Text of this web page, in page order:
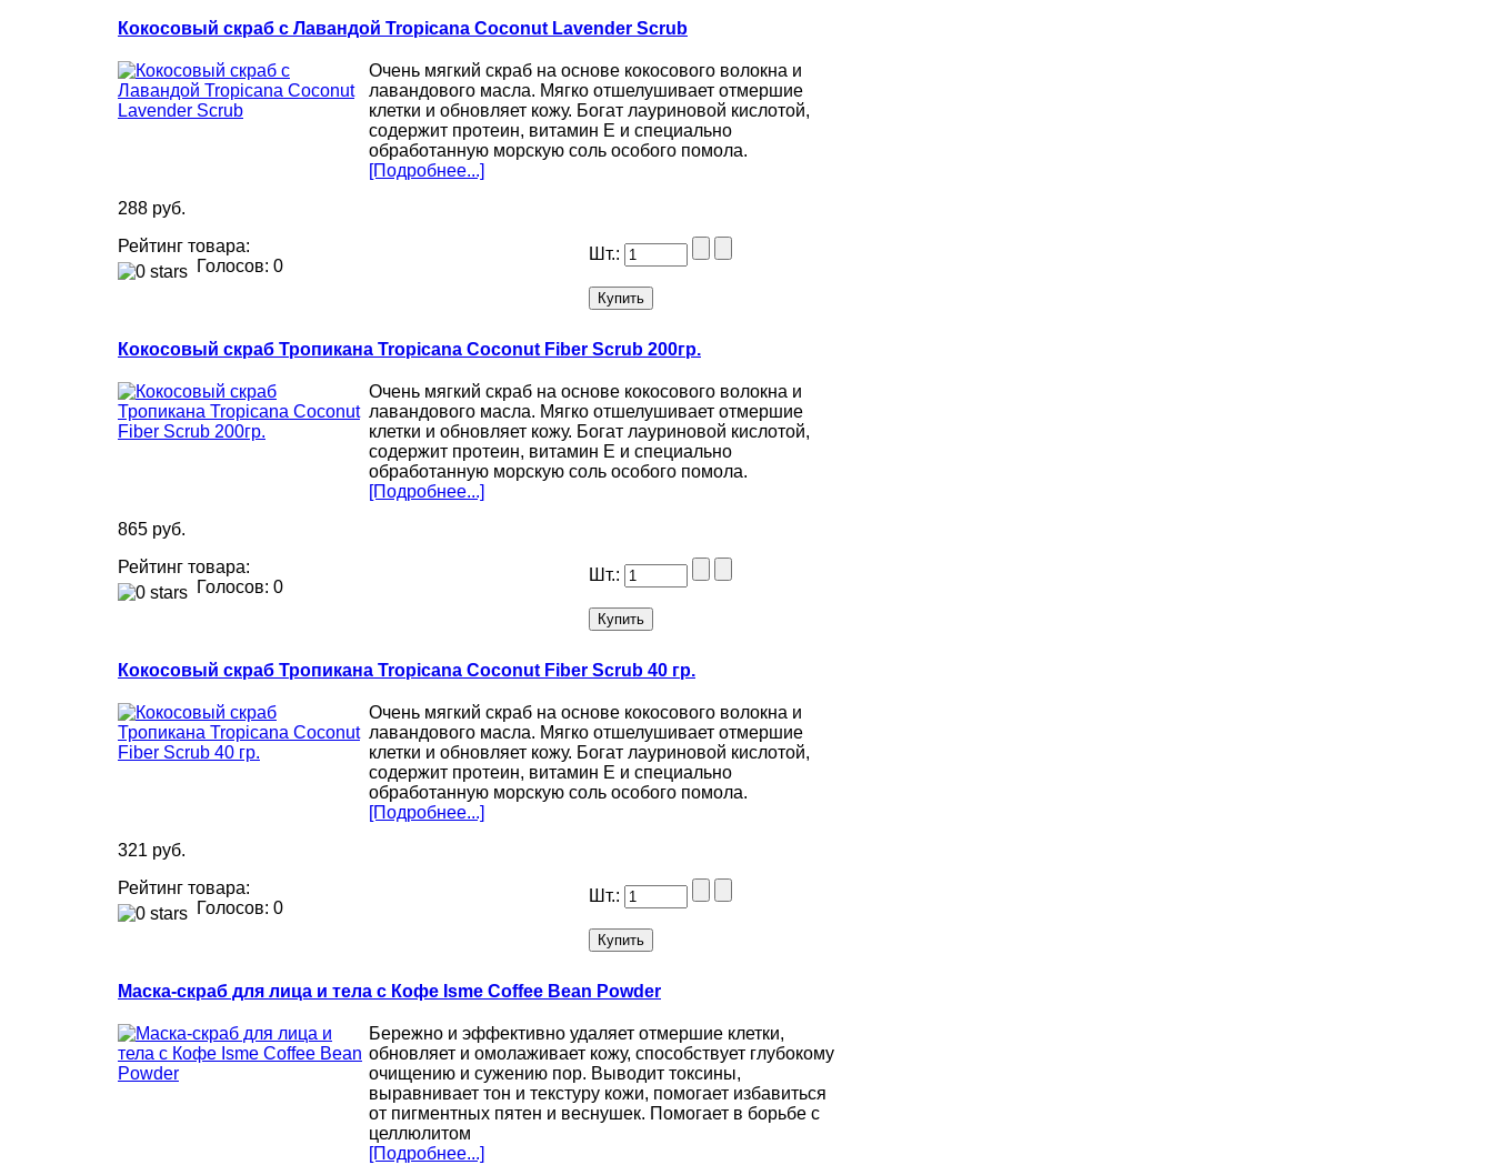
Кокосовый скраб с Лавандой Tropicana Coconut Lavender Scrub
Очень мягкий скраб на основе кокосового волокна и
лавандового масла. Мягко отшелушивает отмершие
клетки и обновляет кожу. Богат лауриновой кислотой,
содержит протеин, витамин Е и специально
обработанную морскую соль особого помола.
[Подробнее...]
288 руб.
Рейтинг товара:
Голосов: 0
Шт.:
Кокосовый скраб Тропикана Tropicana Coconut Fiber Scrub 200гр.
Очень мягкий скраб на основе кокосового волокна и
лавандового масла. Мягко отшелушивает отмершие
клетки и обновляет кожу. Богат лауриновой кислотой,
содержит протеин, витамин Е и специально
обработанную морскую соль особого помола.
[Подробнее...]
865 руб.
Рейтинг товара:
Голосов: 0
Шт.:
Кокосовый скраб Тропикана Tropicana Coconut Fiber Scrub 40 гр.
Очень мягкий скраб на основе кокосового волокна и
лавандового масла. Мягко отшелушивает отмершие
клетки и обновляет кожу. Богат лауриновой кислотой,
содержит протеин, витамин Е и специально
обработанную морскую соль особого помола.
[Подробнее...]
321 руб.
Рейтинг товара:
Голосов: 0
Шт.:
Маска-скраб для лица и тела с Кофе Isme Coffee Bean Powder
Бережно и эффективно удаляет отмершие клетки,
обновляет и омолаживает кожу, способствует глубокому
очищению и сужению пор. Выводит токсины,
выравнивает тон и текстуру кожи, помогает избавиться
от пигментных пятен и веснушек. Помогает в борьбе с
целлюлитом
[Подробнее...]